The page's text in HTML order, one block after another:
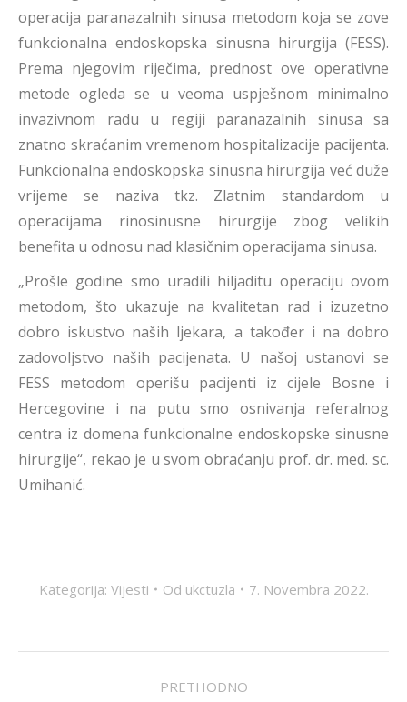
operacija paranazalnih sinusa metodom koja se zove
funkcionalna endoskopska sinusna hirurgija (FESS).
Prema njegovim riječima, prednost ove operativne
metode ogleda se u veoma uspješnom minimalno
invazivnom radu u regiji paranazalnih sinusa sa
znatno skraćanim vremenom hospitalizacije pacijenta.
Funkcionalna endoskopska sinusna hirurgija već duže
vrijeme se naziva tkz. Zlatnim standardom u
operacijama rinosinusne hirurgije zbog velikih
benefita u odnosu nad klasičnim operacijama sinusa.
„Prošle godine smo uradili hiljaditu operaciju ovom
metodom, što ukazuje na kvalitetan rad i izuzetno
dobro iskustvo naših ljekara, a također i na dobro
zadovoljstvo naših pacijenata. U našoj ustanovi se
FESS metodom operišu pacijenti iz cijele Bosne i
Hercegovine i na putu smo osnivanja referalnog
centra iz domena funkcionalne endoskopske sinusne
hirurgije“, rekao je u svom obraćanju prof. dr. med. sc.
Umihanić.
Kategorija: Vijesti Od ukctuzla 7. Novembra 2022.
PRETHODNO